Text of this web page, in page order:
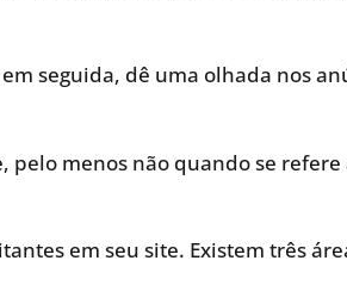
seguida, dê uma olhada nos
menos não quando se
em seu site. Existem três